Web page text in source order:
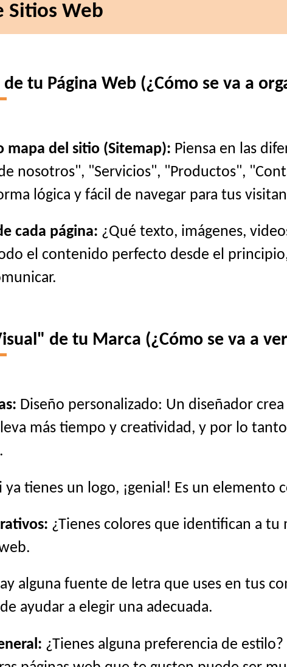
Sitios Web
tu Página Web (¿Cómo se va a
mapa del sitio (Sitemap): Piensa en las
nosotros", "Servicios", "Productos",
lógica y fácil de navegar para tus
cada página: ¿Qué texto, imágenes,
el contenido perfecto desde el
de tu Marca (¿Cómo se va a
Diseño personalizado: Un diseñador
más tiempo y creatividad, y por lo
ya tienes un logo, ¡genial! Es un elemento
¿Tienes colores que identifican a tu
alguna fuente de letra que uses en tus
ayudar a elegir una adecuada.
¿Tienes alguna preferencia de